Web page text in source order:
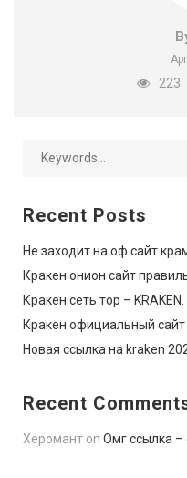
223
Recent Posts
Не заходит на оф сайт
Кракен онион сайт
Кракен сеть тор – KRAKEN.
Кракен официальный сайт
Новая ссылка на kraken
Recent
Херомант on Омг ссылка –